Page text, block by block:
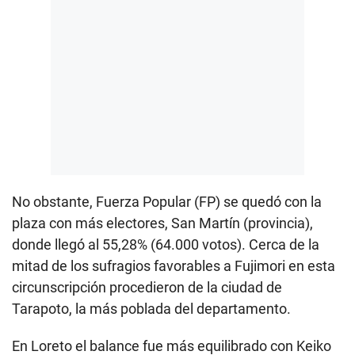
No obstante, Fuerza Popular (FP) se quedó con la
plaza con más electores, San Martín (provincia),
donde llegó al 55,28% (64.000 votos). Cerca de la
mitad de los sufragios favorables a Fujimori en esta
circunscripción procedieron de la ciudad de
Tarapoto, la más poblada del departamento.
En Loreto el balance fue más equilibrado con Keiko